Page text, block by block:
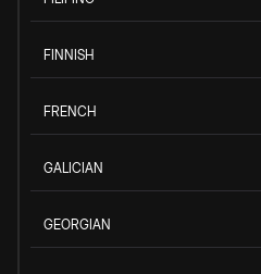
FINNISH
FRENCH
GALICIAN
GEORGIAN